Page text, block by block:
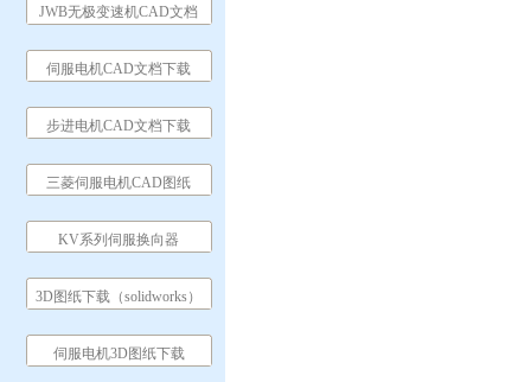
JWB无极变速机CAD文档
伺服电机CAD文档下载
步进电机CAD文档下载
三菱伺服电机CAD图纸
KV系列伺服换向器
3D图纸下载（solidworks）
伺服电机3D图纸下载